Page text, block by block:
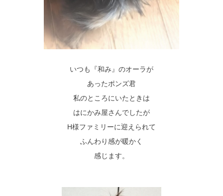
いつも『和み』のオーラが
あったポンズ君
私のところにいたときは
はにかみ屋さんでしたが
H様ファミリーに迎えられて
ふんわり感が暖かく
感じます。